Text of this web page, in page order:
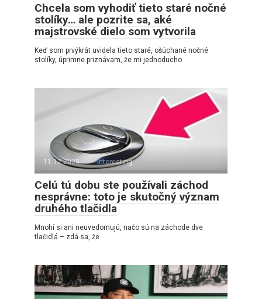
Chcela som vyhodiť tieto staré nočné
stolíky… ale pozrite sa, aké
majstrovské dielo som vytvorila
Keď som prvýkrát uvidela tieto staré, ošúchané nočné
stolíky, úprimne priznávam, že mi jednoducho
11.12.2025 interesting
Celú tú dobu ste používali záchod
nesprávne: toto je skutočný význam
druhého tlačidla
Mnohí si ani neuvedomujú, načo sú na záchode dve
tlačidlá – zdá sa, že